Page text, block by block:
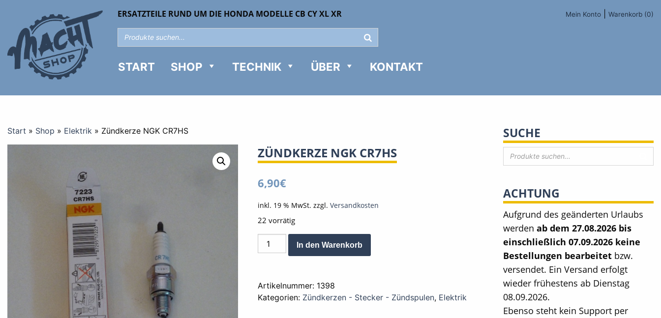
ERSATZTEILE RUND UM DIE HONDA MODELLE CB CY XL XR Mein Konto Warenkorb (0)
START SHOP TECHNIK ÜBER KONTAKT
Start » Shop » Elektrik » Zündkerze NGK CR7HS
ZÜNDKERZE NGK CR7HS
6,90€
inkl. 19 % MwSt. zzgl. Versandkosten
22 vorrätig
Zündkerze
NGK
In den Warenkorb
Artikelnummer: 1398
Kategorien: Zündkerzen - Stecker - Zündspulen, Elektrik
SUCHE
ACHTUNG
Aufgrund des geänderten Urlaubs
werden ab dem 27.08.2026 bis
einschließlich 07.09.2026 keine
Bestellungen bearbeitet bzw.
versendet. Ein Versand erfolgt
wieder frühestens ab Dienstag
08.09.2026.
Ebenso steht kein Support per